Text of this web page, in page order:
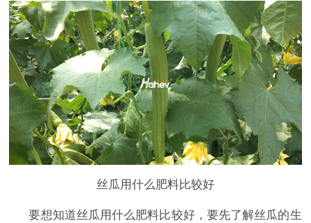
丝瓜用什么肥料比较好
要想知道丝瓜用什么肥料比较好，要先了解丝瓜的生